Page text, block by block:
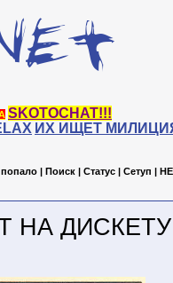
SKOTOCHAT!!!
ИХ ИЩЕТ
| Поиск | Статус | Сетуп |
НА ДИСКЕТУ